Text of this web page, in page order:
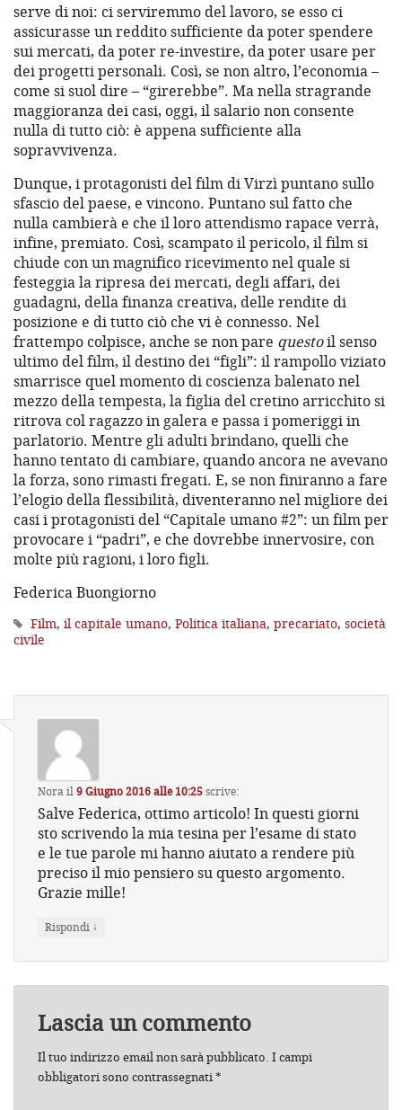
serve di noi: ci serviremmo del lavoro, se esso ci
assicurasse un reddito sufficiente da poter spendere
sui mercati, da poter re-investire, da poter usare per
dei progetti personali. Così, se non altro, l’economia –
come si suol dire – “girerebbe”. Ma nella stragrande
maggioranza dei casi, oggi, il salario non consente
nulla di tutto ciò: è appena sufficiente alla
sopravvivenza.
Dunque, i protagonisti del film di Virzì puntano sullo
sfascio del paese, e vincono. Puntano sul fatto che
nulla cambierà e che il loro attendismo rapace verrà,
infine, premiato. Così, scampato il pericolo, il film si
chiude con un magnifico ricevimento nel quale si
festeggia la ripresa dei mercati, degli affari, dei
guadagni, della finanza creativa, delle rendite di
posizione e di tutto ciò che vi è connesso. Nel
frattempo colpisce, anche se non pare questoil senso
ultimo del film, il destino dei “figli”: il rampollo viziato
smarrisce quel momento di coscienza balenato nel
mezzo della tempesta, la figlia del cretino arricchito si
ritrova col ragazzo in galera e passa i pomeriggi in
parlatorio. Mentre gli adulti brindano, quelli che
hanno tentato di cambiare, quando ancora ne avevano
la forza, sono rimasti fregati. E, se non finiranno a fare
l’elogio della flessibilità, diventeranno nel migliore dei
casi i protagonisti del “Capitale umano #2”: un film per
provocare i “padri”, e che dovrebbe innervosire, con
molte più ragioni, i loro figli.
Federica Buongiorno
Film, il capitale umano, Politica italiana, precariato, società
civile
Norail9 Giugno 2016 alle 10:25scrive:
Salve Federica, ottimo articolo! In questi giorni
sto scrivendo la mia tesina per l’esame di stato
e le tue parole mi hanno aiutato a rendere più
preciso il mio pensiero su questo argomento.
Grazie mille!
Rispondi ↓
Lascia un commento
Il tuo indirizzo email non sarà pubblicato. I campi
obbligatori sono contrassegnati*